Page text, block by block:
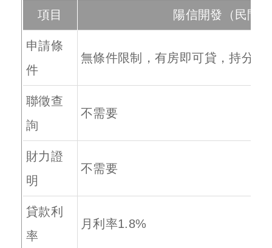
項目 陽信開發（民間
申請條
件
無條件限制，有房即可貸，持分房
聯徵查
詢
不需要
財力證
明
不需要
貸款利
率
月利率1.8%